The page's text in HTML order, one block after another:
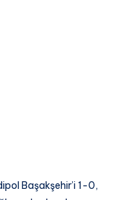
Başakşehir’i 1-0,